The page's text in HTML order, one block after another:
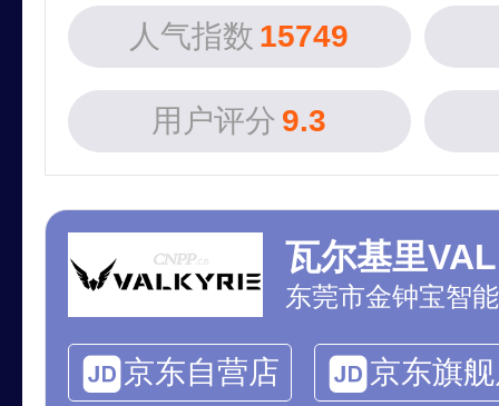
人气指数 15749
用户评分 9.3
瓦尔基里
京东自营店
京东旗